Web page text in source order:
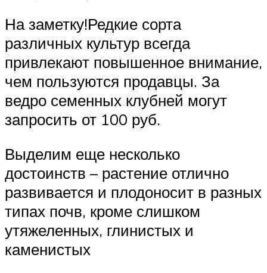
На заметку!Редкие сорта
различных культур всегда
привлекают повышенное внимание,
чем пользуются продавцы. За
ведро семенных клубней могут
запросить от 100 руб.
Выделим еще несколько
достоинств – растение отлично
развивается и плодоносит в разных
типах почв, кроме слишком
утяжеленных, глинистых и
каменистых